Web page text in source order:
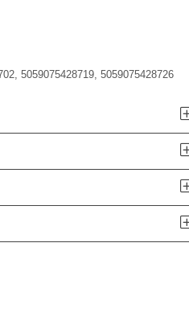
5059075428719, 5059075428726